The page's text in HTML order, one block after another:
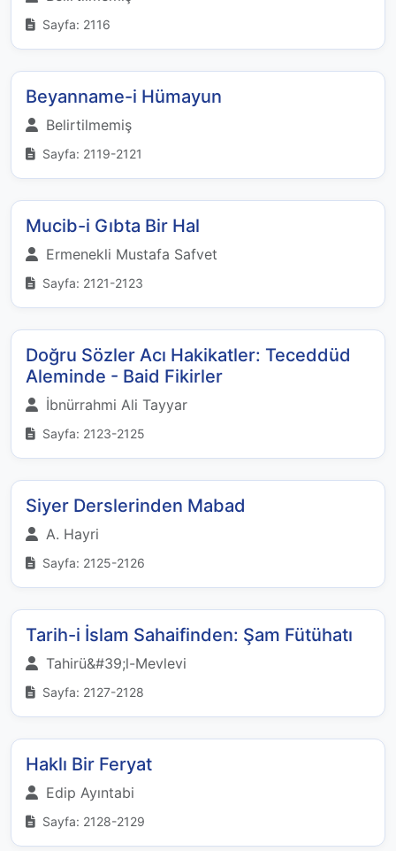
Sayfa: 2116
Beyanname-i Hümayun
Belirtilmemiş
Sayfa: 2119-2121
Mucib-i Gıbta Bir Hal
Ermenekli Mustafa Safvet
Sayfa: 2121-2123
Doğru Sözler Acı Hakikatler: Teceddüd
Aleminde - Baid Fikirler
İbnürrahmi Ali Tayyar
Sayfa: 2123-2125
Siyer Derslerinden Mabad
A. Hayri
Sayfa: 2125-2126
Tarih-i İslam Sahaifinden: Şam Fütühatı
Tahirü&#39;l-Mevlevi
Sayfa: 2127-2128
Haklı Bir Feryat
Edip Ayıntabi
Sayfa: 2128-2129